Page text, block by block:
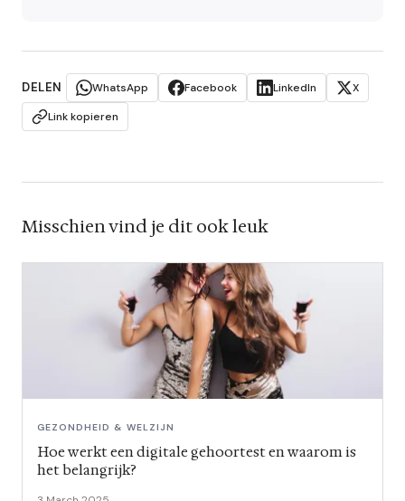
DELEN WhatsApp Facebook LinkedIn
X
Link kopieren
Misschien vind je dit ook leuk
GEZONDHEID & WELZIJN
Hoe werkt een digitale gehoortest en waarom is
het belangrijk?